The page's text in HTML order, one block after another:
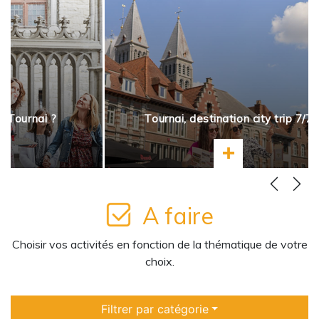
Tournai ?
plus
Tournai, destination city trip 7/7
En savoir plus
A faire
Choisir vos activités en fonction de la thématique de votre
choix.
Filtrer par catégorie